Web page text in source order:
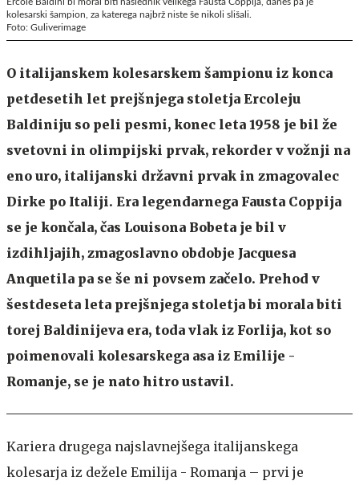
kolesarski šampion, za katerega najbrž niste še nikoli slišali.
Foto: Guliverimage
O italijanskem kolesarskem šampionu iz konca
petdesetih let prejšnjega stoletja Ercoleju
Baldiniju so peli pesmi, konec leta 1958 je bil že
svetovni in olimpijski prvak, rekorder v vožnji na
eno uro, italijanski državni prvak in zmagovalec
Dirke po Italiji. Era legendarnega Fausta Coppija
se je končala, čas Louisona Bobeta je bil v
izdihljajih, zmagoslavno obdobje Jacquesa
Anquetila pa se še ni povsem začelo. Prehod v
šestdeseta leta prejšnjega stoletja bi morala biti
torej Baldinijeva era, toda vlak iz Forlija, kot so
poimenovali kolesarskega asa iz Emilije -
Romanje, se je nato hitro ustavil.
Kariera drugega najslavnejšega italijanskega
kolesarja iz dežele Emilija - Romanja – prvi je